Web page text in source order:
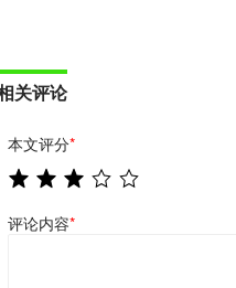
关评论
本文评分*
评论内容*